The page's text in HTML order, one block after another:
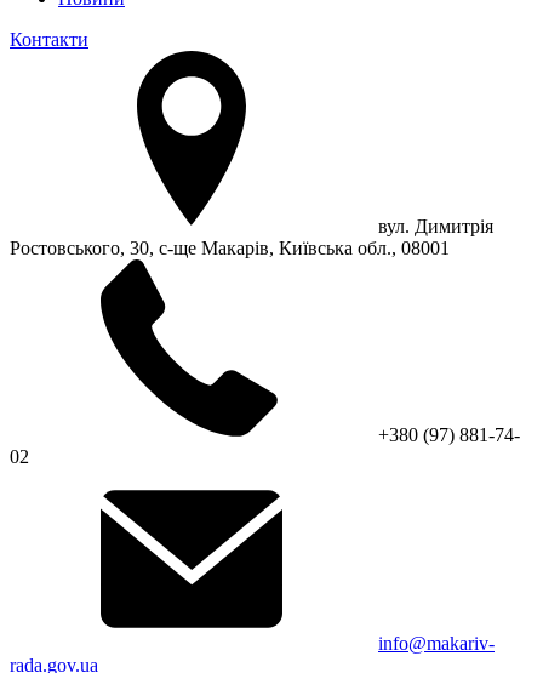
Контакти
вул. Димитрія
Ростовського, 30, с-ще Макарів, Київська обл., 08001
+380 (97) 881-74-
02
info@makariv-
rada.gov.ua